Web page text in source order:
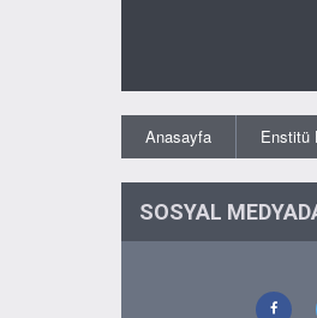
Anasayfa Enstitü
SOSYAL